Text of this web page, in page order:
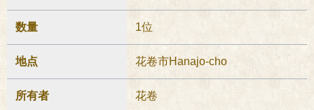
数量 1位
地点 花卷市Hanajo-cho
所有者 花卷